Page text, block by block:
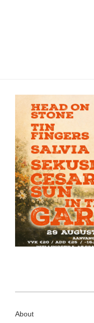
About